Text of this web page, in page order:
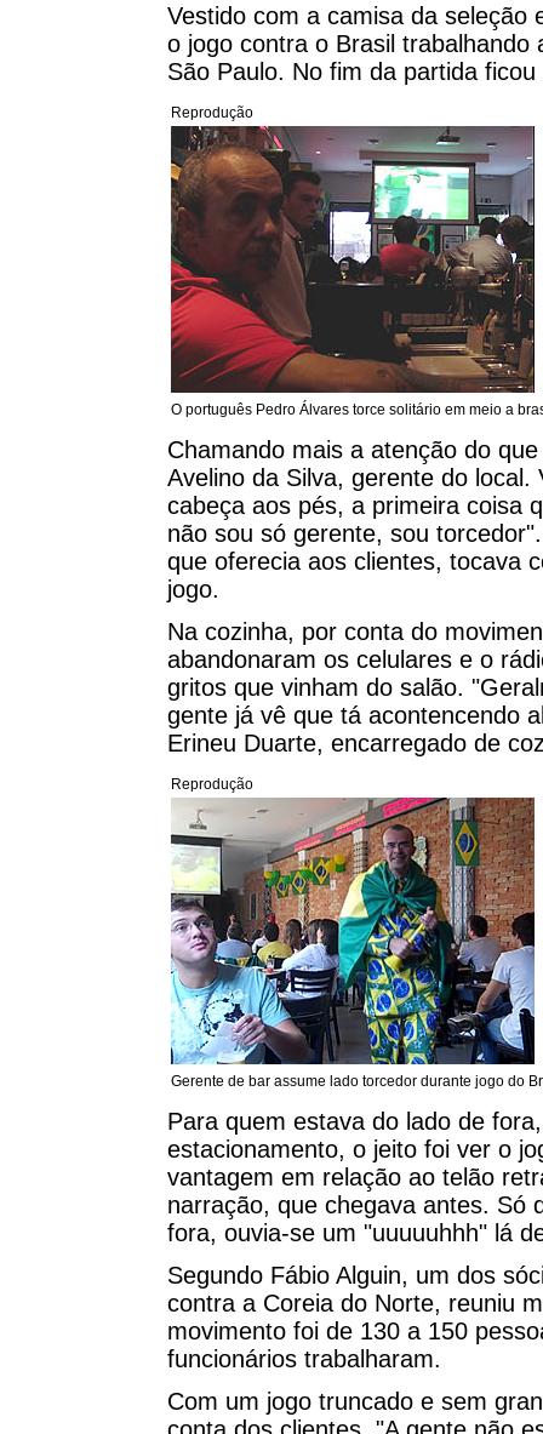
Vestido com a camisa da seleção
o jogo contra o Brasil
São Paulo. No fim da partida
Reprodução
O português Pedro Álvares torce solitário em meio a
Chamando mais a atenção do
Avelino da Silva, gerente do
cabeça aos pés, a primeira coisa
não sou só gerente, sou
que oferecia aos clientes, tocava
jogo.
Na cozinha, por conta do
abandonaram os celulares e o
gritos que vinham do salão.
gente já vê que tá acontencendo
Erineu Duarte, encarregado de
Reprodução
Gerente de bar assume lado torcedor durante jogo do
Para quem estava do lado de
estacionamento, o jeito foi ver o
vantagem em relação ao telão
narração, que chegava antes. Só
fora, ouvia-se um "uuuuuhhh" lá
Segundo Fábio Alguin, um dos
contra a Coreia do Norte, reuniu
movimento foi de 130 a 150
funcionários trabalharam.
Com um jogo truncado e sem